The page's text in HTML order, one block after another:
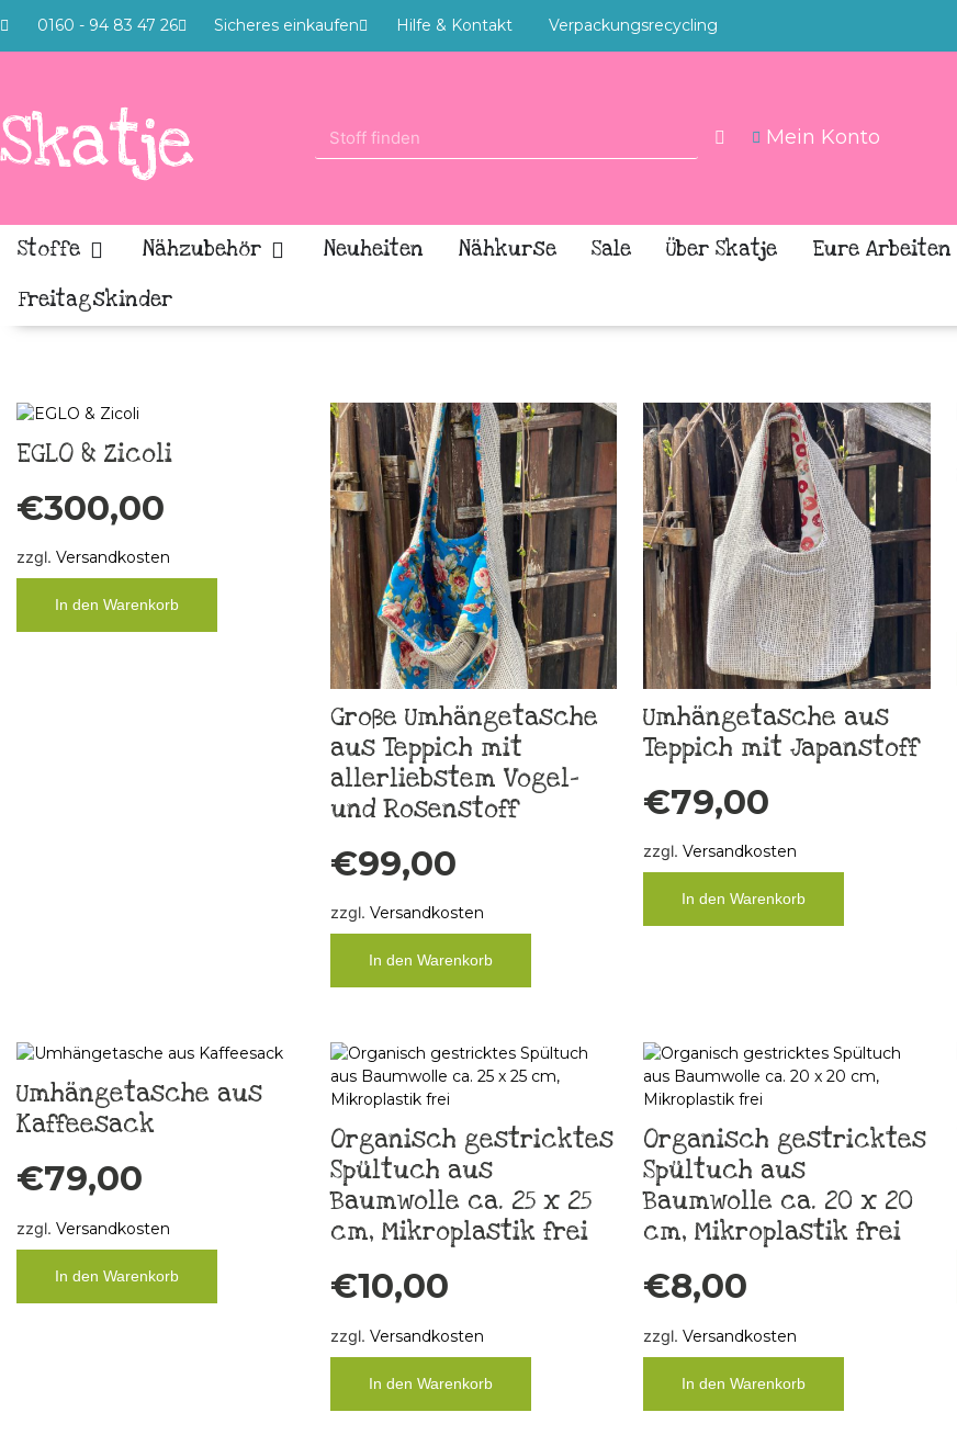
0160 - 94 83 47 26 Sicheres einkaufen Hilfe & Kontakt Verpackungsrecycling
Mein Konto
Stoffe Nähzubehör Neuheiten Nähkurse Sale Über Skatje
Eure Arbeiten
Freitagskinder
EGLO & Zicoli
€300,00
zzgl. Versandkosten
In den Warenkorb
Große Umhängetasche
aus Teppich mit
allerliebstem Vogel-
und Rosenstoff
€99,00
zzgl. Versandkosten
In den Warenkorb
Umhängetasche aus
Teppich mit Japanstoff
€79,00
zzgl. Versandkosten
In den Warenkorb
Umhängetasche aus
Kaffeesack
€79,00
zzgl. Versandkosten
In den Warenkorb
Organisch gestricktes
Spültuch aus
Baumwolle ca. 25 x 25
cm, Mikroplastik frei
€10,00
zzgl. Versandkosten
In den Warenkorb
Organisch gestricktes
Spültuch aus
Baumwolle ca. 20 x 20
cm, Mikroplastik frei
€8,00
zzgl. Versandkosten
In den Warenkorb